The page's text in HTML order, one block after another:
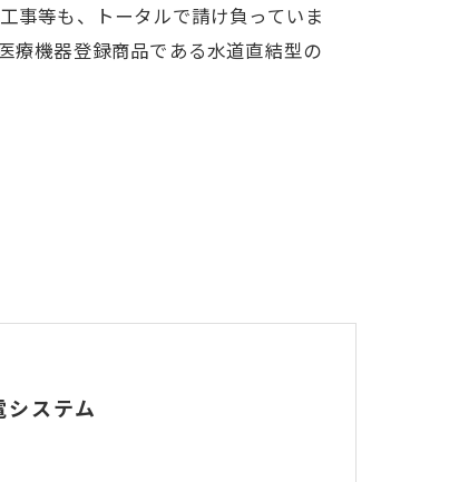
事等も、トータルで請け負っていま
療機器登録商品である水道直結型の
システム